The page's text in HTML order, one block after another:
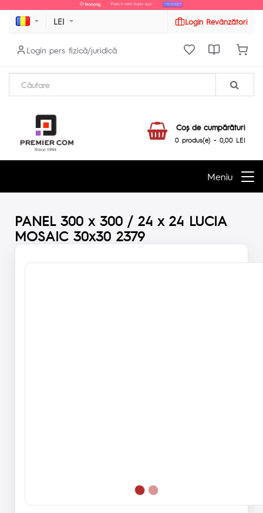
LEI Login Revânzători
Login pers fizică/juridică
Coş de cumpărături
0 produs(e) - 0,00 LEI
Meniu
PANEL 300 x 300 / 24 x 24 LUCIA
MOSAIC 30x30 2379